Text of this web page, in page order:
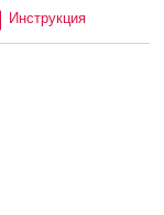
Инструкция